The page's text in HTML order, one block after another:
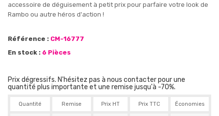
accessoire de déguisement à petit prix pour parfaire votre look de
Rambo ou autre héros d'action !
Référence : CM-16777
En stock : 6 Pièces
Prix dégressifs. N'hésitez pas à nous contacter pour une
quantité plus importante et une remise jusqu'à -70%.
Quantité Remise Prix HT Prix TTC Économies